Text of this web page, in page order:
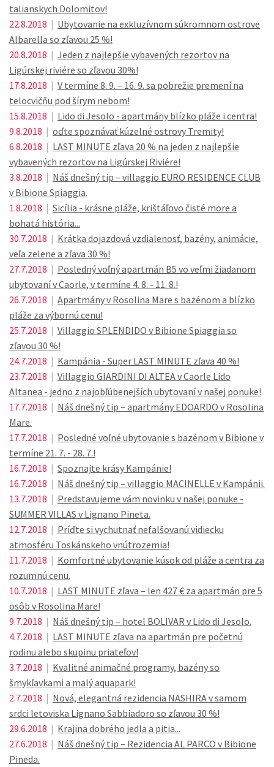
talianskych Dolomitov!
22.8.2018 | Ubytovanie na exkluzívnom súkromnom ostrove
Albarella so zľavou 25 %!
20.8.2018 | Jeden z najlepšie vybavených rezortov na
Ligúrskej riviére so zľavou 30%!
17.8.2018 | V termíne 8. 9. – 16. 9. sa pobrežie premení na
telocvičňu pod šírym nebom!
15.8.2018 | Lido di Jesolo - apartmány blízko pláže i centra!
9.8.2018 | oďte spoznávať kúzelné ostrovy Tremity!
6.8.2018 | LAST MINUTE zľava 20 % na jeden z najlepšie
vybavených rezortov na Ligúrskej Riviére!
3.8.2018 | Náš dnešný tip – villaggio EURO RESIDENCE CLUB
v Bibione Spiaggia.
1.8.2018 | Sicília - krásne pláže, krištáľovo čisté more a
bohatá história...
30.7.2018 | Krátka dojazdová vzdialenosť, bazény, animácie,
veľa zelene a zľava 30 %!
27.7.2018 | Posledný voľný apartmán B5 vo veľmi žiadanom
ubytovaní v Caorle, v termíne 4. 8. - 11. 8.!
26.7.2018 | Apartmány v Rosolina Mare s bazénom a blízko
pláže za výbornú cenu!
25.7.2018 | Villaggio SPLENDIDO v Bibione Spiaggia so
zľavou 30 %!
24.7.2018 | Kampánia - Super LAST MINUTE zľava 40 %!
23.7.2018 | Villaggio GIARDINI DI ALTEA v Caorle Lido
Altanea - jedno z najobľúbenejších ubytovaní v našej ponuke!
17.7.2018 | Náš dnešný tip – apartmány EDOARDO v Rosolina
Mare.
17.7.2018 | Posledné voľné ubytovanie s bazénom v Bibione v
termíne 21. 7. - 28. 7.!
16.7.2018 | Spoznajte krásy Kampánie!
16.7.2018 | Náš dnešný tip – villaggio MACINELLE v Kampánii.
13.7.2018 | Predstavujeme vám novinku v našej ponuke -
SUMMER VILLAS v Lignano Pineta.
12.7.2018 | Príďte si vychutnať nefalšovanú vidiecku
atmosféru Toskánskeho vnútrozemia!
11.7.2018 | Komfortné ubytovanie kúsok od pláže a centra za
rozumnú cenu.
10.7.2018 | LAST MINUTE zľava – len 427 € za apartmán pre 5
osôb v Rosolina Mare!
9.7.2018 | Náš dnešný tip – hotel BOLIVAR v Lido di Jesolo.
4.7.2018 | LAST MINUTE zľava na apartmán pre početnú
rodinu alebo skupinu priateľov!
3.7.2018 | Kvalitné animačné programy, bazény so
šmykľavkami a malý aquapark!
2.7.2018 | Nová, elegantná rezidencia NASHIRA v samom
srdci letoviska Lignano Sabbiadoro so zľavou 30 %!
29.6.2018 | Krajina dobrého jedla a pitia...
27.6.2018 | Náš dnešný tip – Rezidencia AL PARCO v Bibione
Pineda.